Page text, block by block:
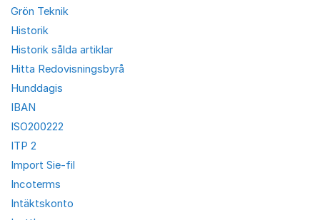
Grön Teknik
Historik
Historik sålda artiklar
Hitta Redovisningsbyrå
Hunddagis
IBAN
ISO200222
ITP 2
Import Sie-fil
Incoterms
Intäktskonto